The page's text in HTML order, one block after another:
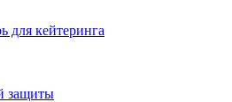
для кейтеринга
защиты